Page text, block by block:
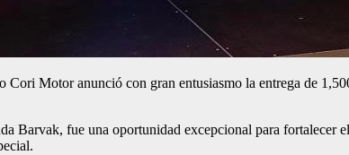
Motor anunció con gran entusiasmo la entrega de
Barvak, fue una oportunidad excepcional para fortalecer